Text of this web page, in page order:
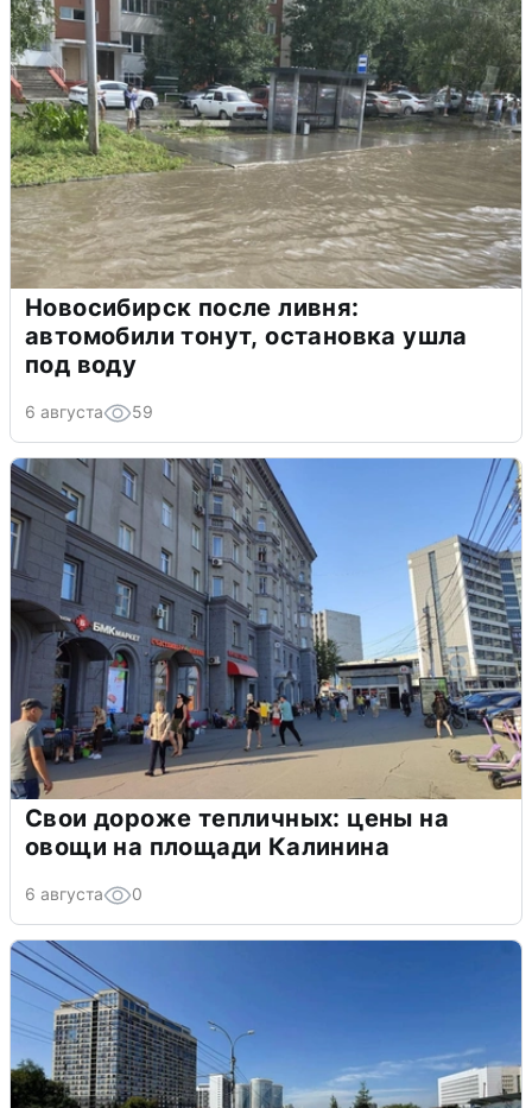
Новосибирск после ливня:
автомобили тонут, остановка ушла
под воду
6 августа 59
Свои дороже тепличных: цены на
овощи на площади Калинина
6 августа 0